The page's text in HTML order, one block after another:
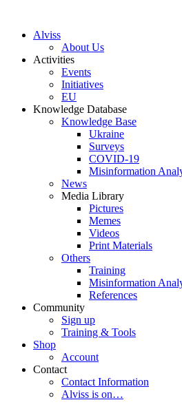
Alviss
About Us
Activities
Events
Initiatives
EU
Knowledge Database
Knowledge Base
Ukraine
Surveys
COVID-19
Misinformation
News
Media Library
Pictures
Memes
Videos
Print Materials
Others
Training
Misinformation
References
Community
Sign up
Training & Tools
Shop
Account
Contact
Contact Information
Alviss is on…